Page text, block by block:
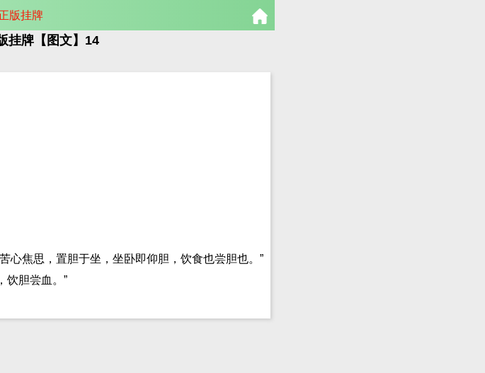
版挂牌
挂牌【图文】14
心焦思，置胆于坐，坐卧即仰胆，饮食也尝胆也。”
饮胆尝血。”